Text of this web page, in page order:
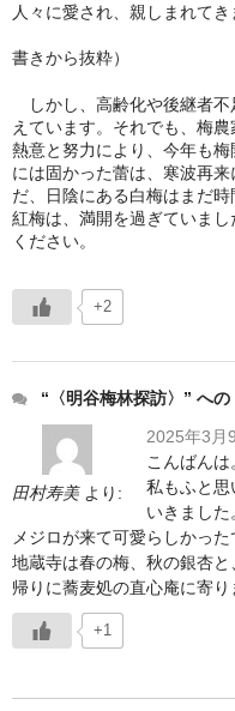
人々に愛され、親しまれてき
（梅
書きから抜粋）
しかし、高齢化や後継者不
えています。それでも、梅
熱意と努力により、今年も
には固かった蕾は、寒波再
だ、日陰にある白梅はまだ
紅梅は、満開を過ぎていま
ください。
+2
“〈明谷梅林探訪〉” へ
田村寿美 より:
2025年3月
こんばんは
私もふと思
いきました
メジロが来て可愛らしかった
地蔵寺は春の梅、秋の銀杏と
帰りに蕎麦処の直心庵に寄
+1